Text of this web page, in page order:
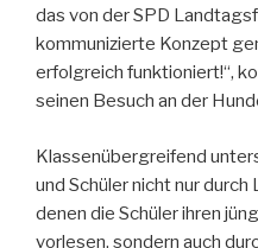
das von der SPD
kommunizierte Konzept
erfolgreich funktioniert!“,
seinen Besuch an der
Klassenübergreifend
und Schüler nicht nur
denen die Schüler ihren
vorlesen, sondern auch